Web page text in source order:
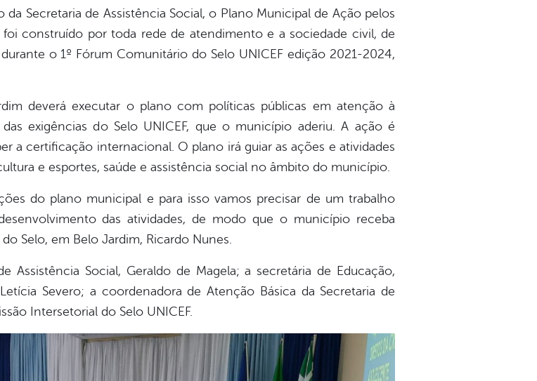
Secretaria de Assistência Social, o Plano Municipal de Ação pelos
construído por toda rede de atendimento e a sociedade civil, de
o 1º Fórum Comunitário do Selo UNICEF edição 2021-2024,
deverá executar o plano com políticas públicas em atenção à
exigências do Selo UNICEF, que o município aderiu. A ação é
a certificação internacional. O plano irá guiar as ações e atividades
e esportes, saúde e assistência social no âmbito do município.
do plano municipal e para isso vamos precisar de um trabalho
das atividades, de modo que o município receba
Selo, em Belo Jardim, Ricardo Nunes.
Assistência Social, Geraldo de Magela; a secretária de Educação,
Severo; a coordenadora de Atenção Básica da Secretaria de
Intersetorial do Selo UNICEF.